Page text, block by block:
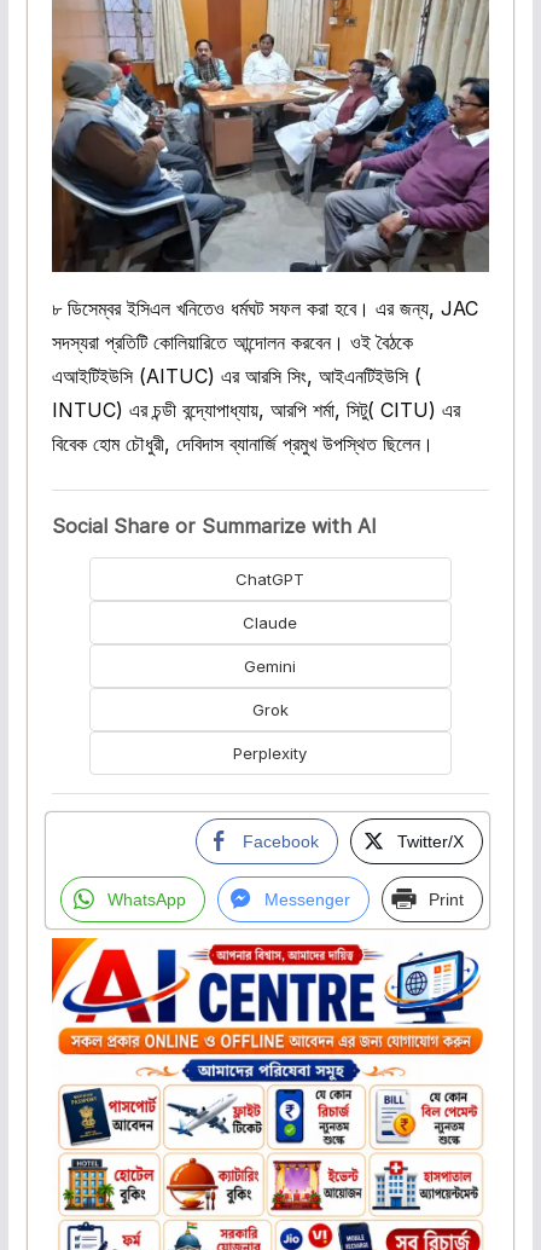
৮ ডিসেম্বর ইসিএল খনিতেও ধর্মঘট সফল করা হবে। এর জন্য, JAC
সদস্যরা প্রতিটি কোলিয়ারিতে আন্দোলন করবেন। ওই বৈঠকে
এআইটিইউসি (AITUC) এর আরসি সিং, আইএনটিইউসি (
INTUC) এর চন্ডী বন্দ্যোপাধ্যায়, আরপি শর্মা, সিটু( CITU) এর
বিবেক হোম চৌধুরী, দেবিদাস ব্যানার্জি প্রমুখ উপস্থিত ছিলেন।
Social Share or Summarize with AI
ChatGPT
Claude
Gemini
Grok
Perplexity
Facebook Twitter/X
WhatsApp Messenger Print